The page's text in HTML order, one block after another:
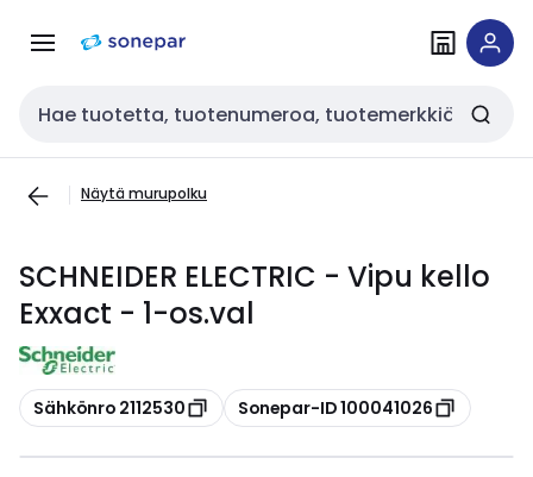
navigointiinsisältöön
Haku
Näytä murupolku
SCHNEIDER ELECTRIC - Vipu kello
Exxact - 1-os.val
Kopioi
Sähkönro 2112530 Kopioi
Sonepar-ID 100041026